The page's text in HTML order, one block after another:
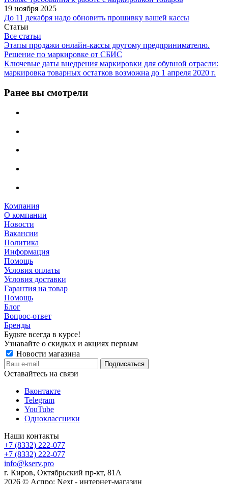
19 ноября 2025
До 11 декабря надо обновить прошивку вашей кассы
Статьи
Все статьи
Этапы продажи онлайн-кассы другому предпринимателю.
Решение по маркировке от СБИС
Ключевые даты внедрения маркировки для обувной отрасли:
маркировка товарных остатков возможна до 1 апреля 2020 г.
Ранее вы смотрели
Компания
О компании
Новости
Вакансии
Политика
Информация
Помощь
Условия оплаты
Условия доставки
Гарантия на товар
Помощь
Блог
Вопрос-ответ
Бренды
Будьте всегда в курсе!
Узнавайте о скидках и акциях первым
Новости магазина
Оставайтесь на связи
Вконтакте
Telegram
YouTube
Одноклассники
Наши контакты
+7 (8332) 222-077
+7 (8332) 222-077
info@kserv.pro
г. Киров, Октябрьский пр-кт, 81А
2026 © Аспро: Next - интернет-магазин